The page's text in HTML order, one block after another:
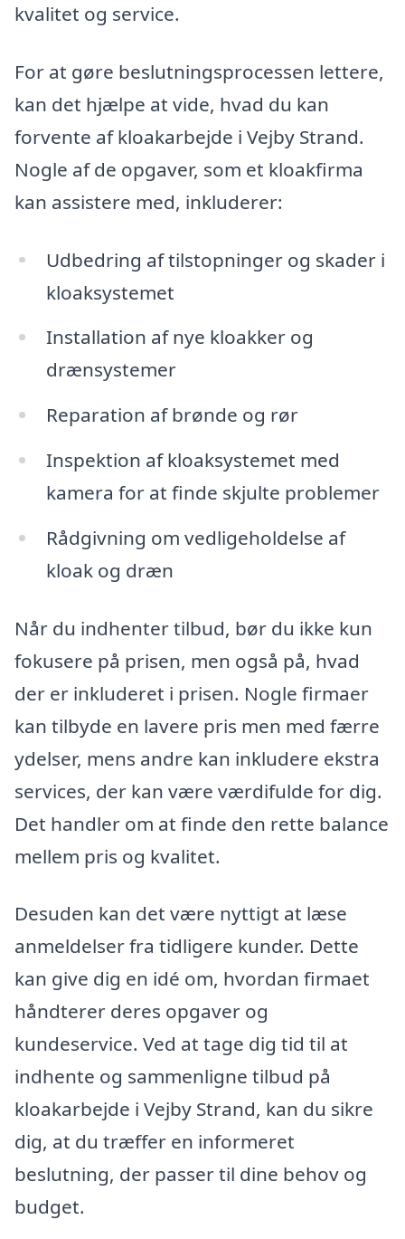
kvalitet og service.
For at gøre beslutningsprocessen lettere,
kan det hjælpe at vide, hvad du kan
forvente af kloakarbejde i Vejby Strand.
Nogle af de opgaver, som et kloakfirma
kan assistere med, inkluderer:
Udbedring af tilstopninger og skader i
kloaksystemet
Installation af nye kloakker og
drænsystemer
Reparation af brønde og rør
Inspektion af kloaksystemet med
kamera for at finde skjulte problemer
Rådgivning om vedligeholdelse af
kloak og dræn
Når du indhenter tilbud, bør du ikke kun
fokusere på prisen, men også på, hvad
der er inkluderet i prisen. Nogle firmaer
kan tilbyde en lavere pris men med færre
ydelser, mens andre kan inkludere ekstra
services, der kan være værdifulde for dig.
Det handler om at finde den rette balance
mellem pris og kvalitet.
Desuden kan det være nyttigt at læse
anmeldelser fra tidligere kunder. Dette
kan give dig en idé om, hvordan firmaet
håndterer deres opgaver og
kundeservice. Ved at tage dig tid til at
indhente og sammenligne tilbud på
kloakarbejde i Vejby Strand, kan du sikre
dig, at du træffer en informeret
beslutning, der passer til dine behov og
budget.